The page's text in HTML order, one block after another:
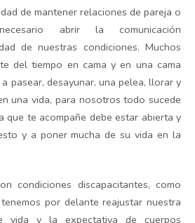
de mantener relaciones de pareja o
abrir la comunicación
de nuestras condiciones. Muchos
del tiempo en cama y en una cama
pasear, desayunar, una pelea, llorar y
una vida, para nosotros todo sucede
que te acompañe debe estar abierta y
y a poner mucha de su vida en la
condiciones discapacitantes, como
por delante reajustar nuestra
vida y la expectativa de cuerpos